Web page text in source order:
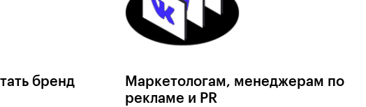
бренд
Маркетологам, менеджерам по
рекламе и PR